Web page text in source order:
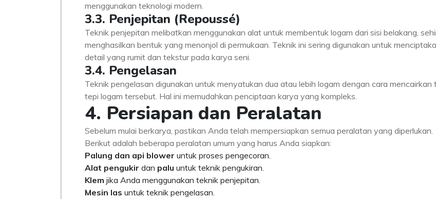
menggunakan teknologi modern.
3.3. Penjepitan (Repoussé)
Teknik penjepitan melibatkan menggunakan alat untuk membentuk logam dari sisi belakang,
menghasilkan bentuk yang menonjol di permukaan. Teknik ini sering digunakan untuk
detail yang rumit dan tekstur pada karya seni.
3.4. Pengelasan
Teknik pengelasan digunakan untuk menyatukan dua atau lebih logam dengan cara mencairkan
tepi logam tersebut. Hal ini memudahkan penciptaan karya yang kompleks.
4. Persiapan dan Peralatan
Sebelum mulai berkarya, pastikan Anda telah mempersiapkan semua peralatan yang diperlukan.
Berikut adalah beberapa peralatan umum yang harus Anda siapkan:
Palung dan api blower untuk proses pengecoran.
Alat pengukir dan palu untuk teknik pengukiran.
Klem jika Anda menggunakan teknik penjepitan.
Mesin las untuk teknik pengelasan.